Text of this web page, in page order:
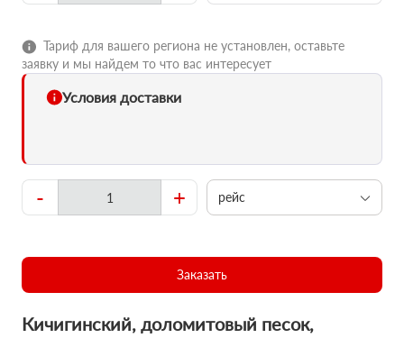
Тариф для вашего региона не установлен, оставьте
заявку и мы найдем то что вас интересует
Условия доставки
- + рейс
Заказать
Кичигинский, доломитовый песок,